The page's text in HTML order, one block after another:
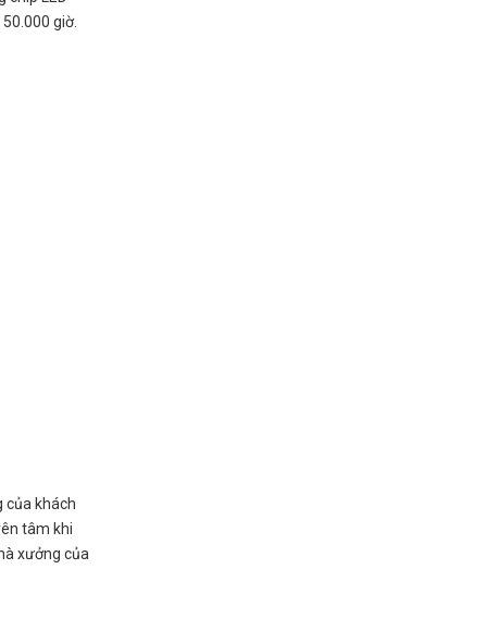
giờ.
của khách
tâm khi
xưởng của